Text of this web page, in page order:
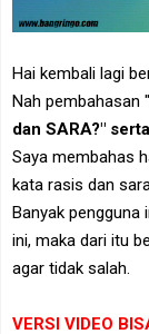
Hai kembali lagi
Nah pembahasan
dan SARA?"
Saya membahas
kata rasis dan
Banyak pengguna
ini, maka dari itu
agar tidak salah.
VERSI VIDEO